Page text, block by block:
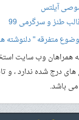
آیلتس
طنز و سرگرمی 99
متفرقه " دلنوشته
همراهان وب سایت
های درج شده ندارد ،
می باشد.